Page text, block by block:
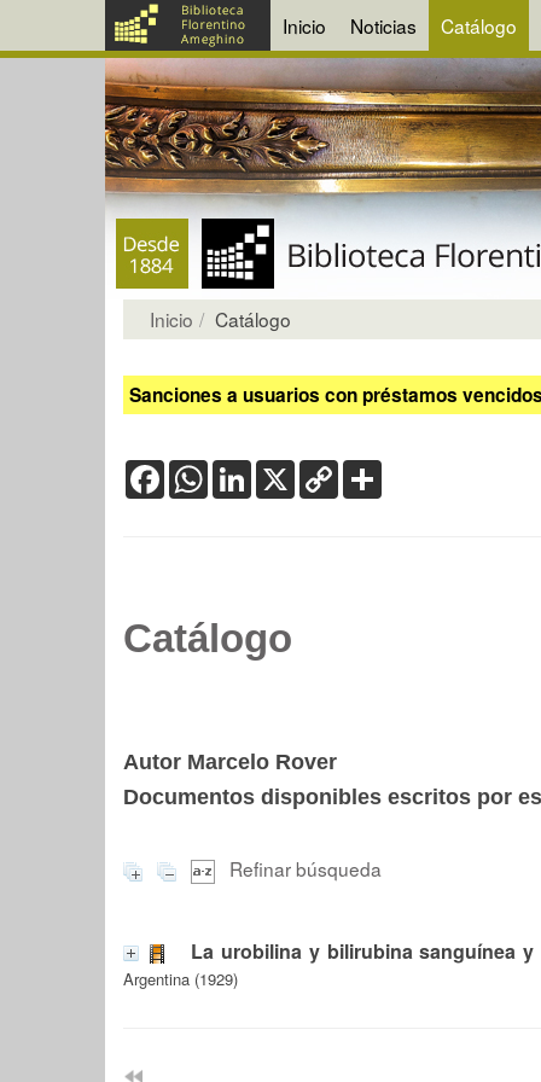
Inicio Noticias Catálogo
Inicio Catálogo
Sanciones a usuarios con préstamos
FacebookWhatsApp
LinkedIn
X Copy
Link
Catálogo
Autor Marcelo Rover
Documentos disponibles escritos por
Refinar búsqueda
La urobilina y bilirubina sanguínea
Argentina (1929)